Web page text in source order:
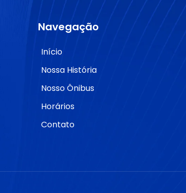
Navegação
Início
Nossa História
Nosso Ônibus
Horários
Contato